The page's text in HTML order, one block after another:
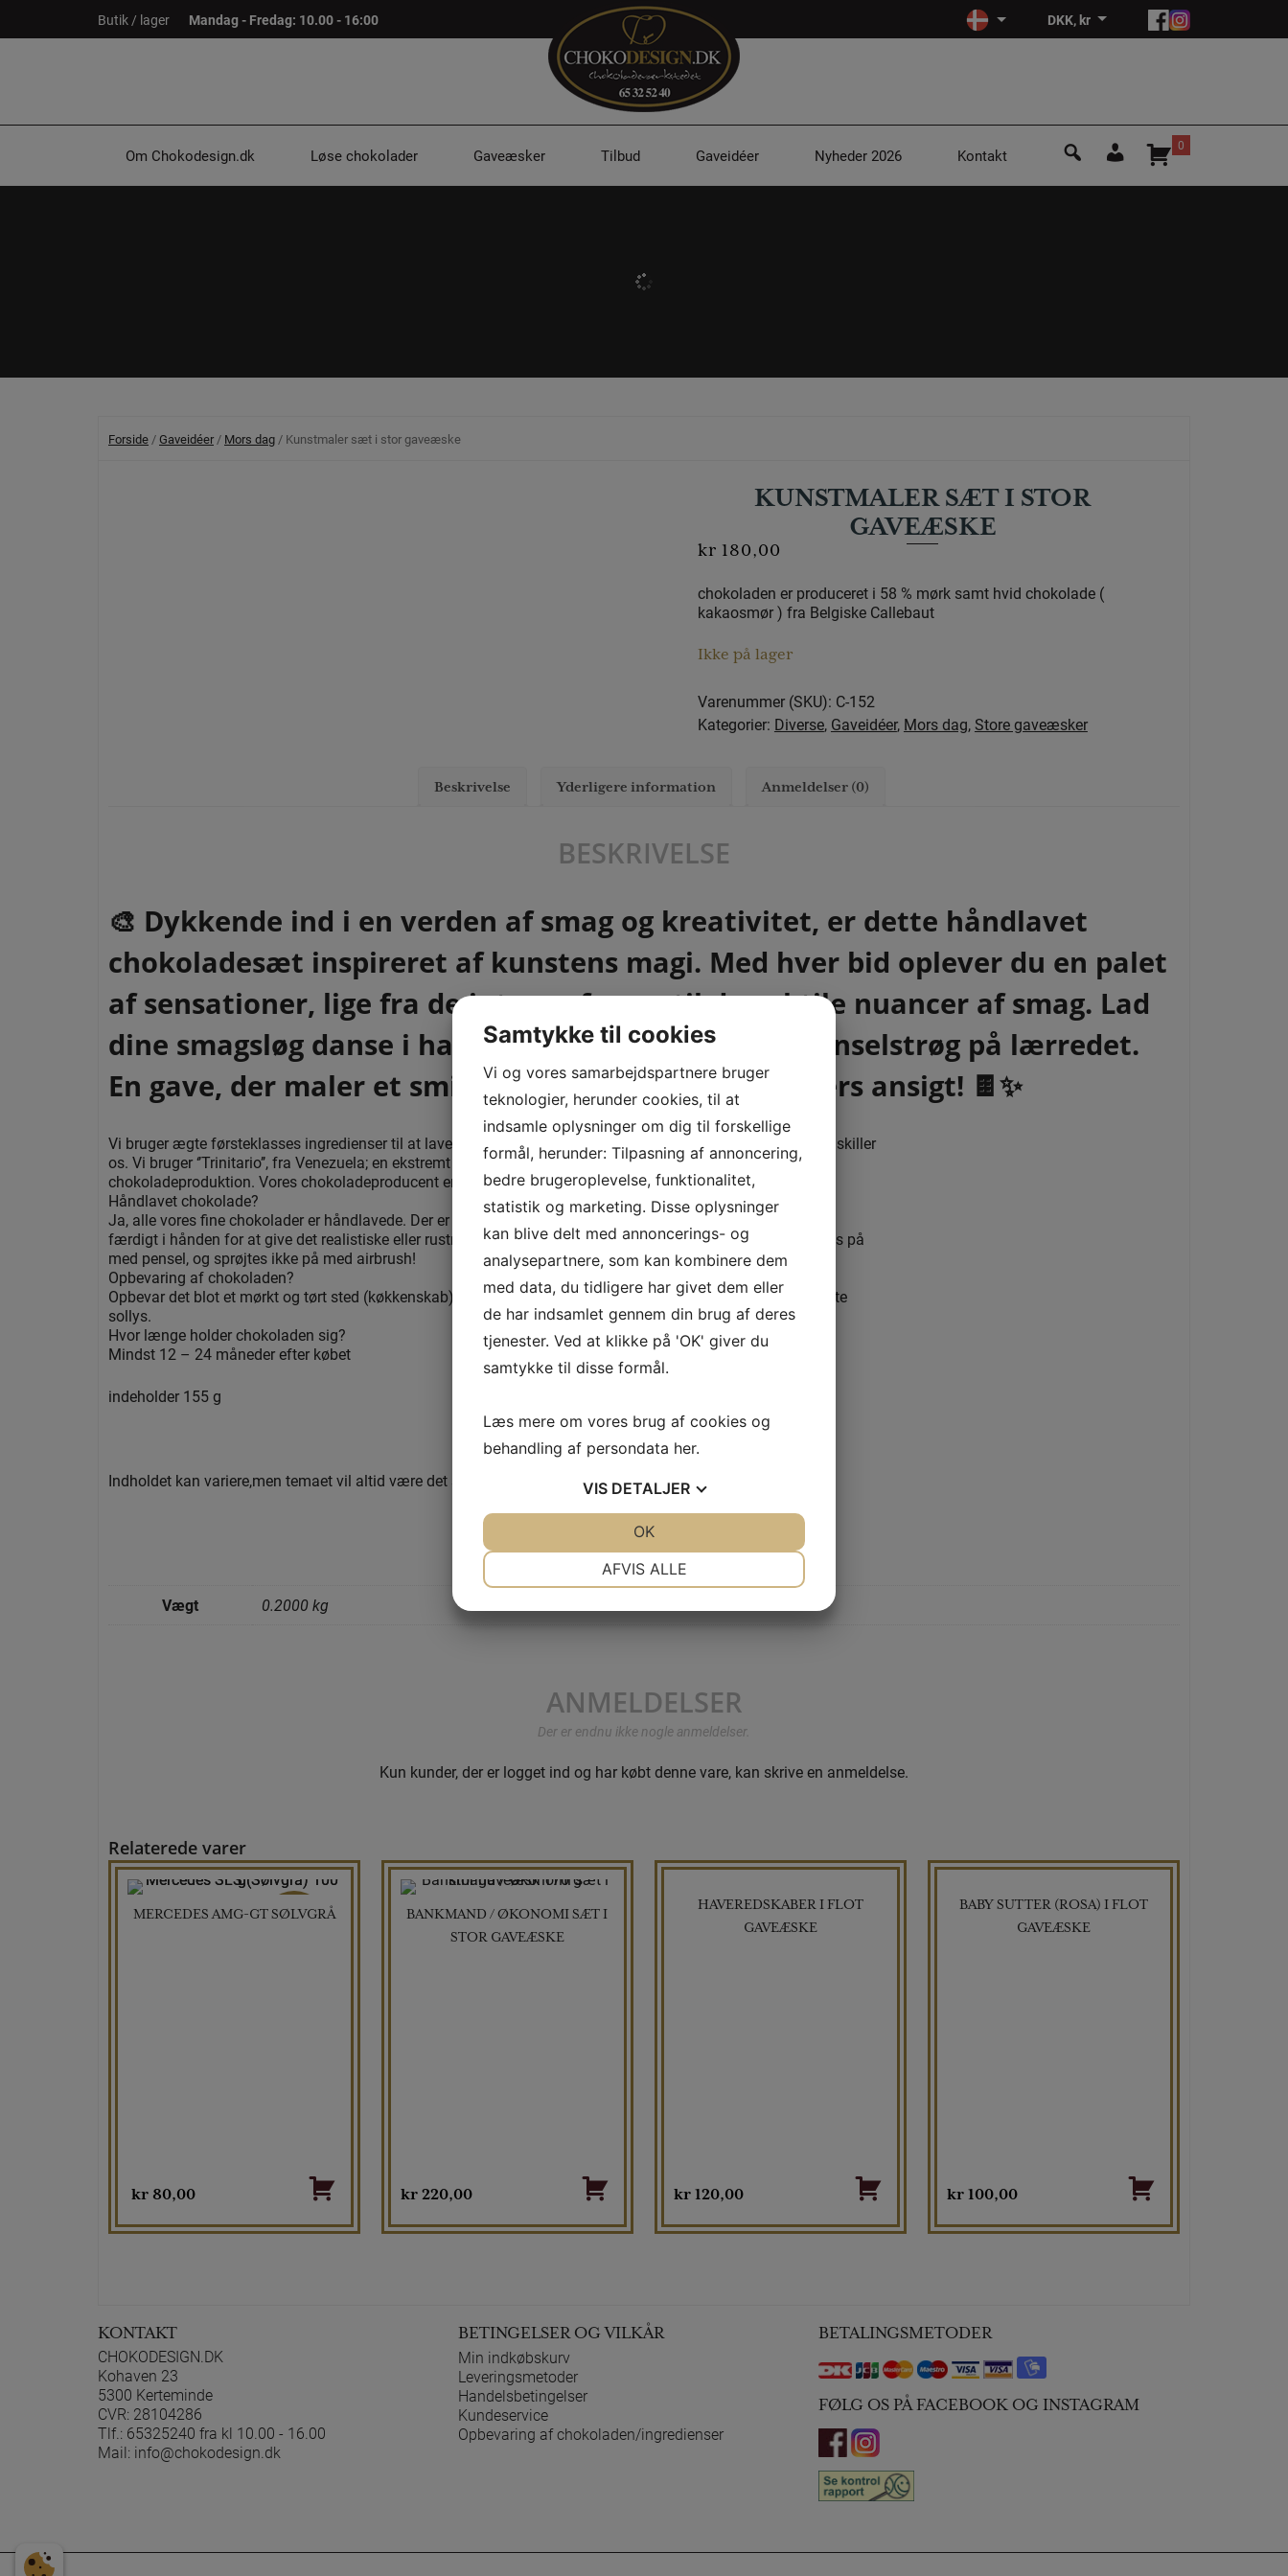
til
Butik / lager Mandag - Fredag: 10.00 - 16:00 DKK, kr
Søg
0
Om Chokodesign.dk Løse chokolader Gaveæsker Tilbud Gaveidéer Nyheder 2026 Kontakt
Forside /Gaveidéer / Mors dag / Kunstmaler sæt i stor gaveæske
KUNSTMALER SÆT I STOR
GAVEÆSKE
kr 180,00
chokoladen er produceret i 58 % mørk samt hvid chokolade (
kakaosmør ) fra Belgiske Callebaut
Ikke på lager
Varenummer (SKU): C-152
Kategorier: Diverse, Gaveidéer, Mors dag, Store gaveæsker
Beskrivelse Yderligere information Anmeldelser (0)
BESKRIVELSE
🎨 Dykkende ind i en verden af smag og kreativitet, er dette håndlavet
chokoladesæt inspireret af kunstens magi. Med hver bid oplever du en palet
af sensationer, lige fra de intense farver til de subtile nuancer af smag. Lad
dine smagsløg danse i harmoni, som kunstnerens penselstrøg på lærredet.
En gave, der maler et smil på enhver chokoladeelskers ansigt! 🍫✨
Vi bruger ægte førsteklasses ingredienser til at lave vores fantastiske kreationer. Dette er hvad der virkelig adskiller
os. Vi bruger ‘’Trinitario’’, fra Venezuela; en ekstremt efterspurgt sort, der bruges i mindre end 10% af verdens
chokoladeproduktion. Vores chokoladeproducent er Belgiske Barry Callebaut.
Håndlavet chokolade?
Ja, alle vores fine chokolader er håndlavede. Der er ingen maskiner involveret. Hver stykke chokolade er gjort
færdigt i hånden for at give det realistiske eller rustne udseende. Det fødevaregodkendte sukkerpulver børstes på
med pensel, og sprøjtes ikke på med airbrush!
Opbevaring af chokoladen?
Opbevar det blot et mørkt og tørt sted (køkkenskab). Det anbefales ikke at lægge det i køleskabet eller i direkte
sollys.
Hvor længe holder chokoladen sig?
Mindst 12 – 24 måneder efter købet
indeholder 155 g
Indholdet kan variere,men temaet vil altid være det samme.
YDERLIGERE INFORMATION
Vægt 0.2000 kg
ANMELDELSER
Der er endnu ikke nogle anmeldelser.
Kun kunder, der er logget ind og har købt denne vare, kan skrive en anmeldelse.
Relaterede varer
TILBUD
MERCEDES AMG-GT SØLVGRÅ
kr 80,00
BANKMAND / ØKONOMI SÆT I
STOR GAVEÆSKE
kr 220,00
HAVEREDSKABER I FLOT
GAVEÆSKE
kr 120,00
BABY SUTTER (ROSA) I FLOT
GAVEÆSKE
kr 100,00
KONTAKT
CHOKODESIGN.DK
Kohaven 23
5300 Kerteminde
CVR: 28104286
Tlf.: 65325240 fra kl 10.00 - 16.00
Mail: info@chokodesign.dk
BETINGELSER OG VILKÅR
Min indkøbskurv
Leveringsmetoder
Handelsbetingelser
Kundeservice
Opbevaring af chokoladen/ingredienser
BETALINGSMETODER
FØLG OS PÅ FACEBOOK OG INSTAGRAM
Samtykke til cookies
Vi og vores samarbejdspartnere bruger
teknologier, herunder cookies, til at
indsamle oplysninger om dig til forskellige
formål, herunder: Tilpasning af annoncering,
bedre brugeroplevelse, funktionalitet,
statistik og marketing. Disse oplysninger
kan blive delt med annoncerings- og
analysepartnere, som kan kombinere dem
med data, du tidligere har givet dem eller
de har indsamlet gennem din brug af deres
tjenester. Ved at klikke på 'OK' giver du
samtykke til disse formål.
Læs mere om vores brug af cookies og
behandling af persondata her.
VIS DETALJER
MARKETING STATISTIK
AFVIS ALLE
OK